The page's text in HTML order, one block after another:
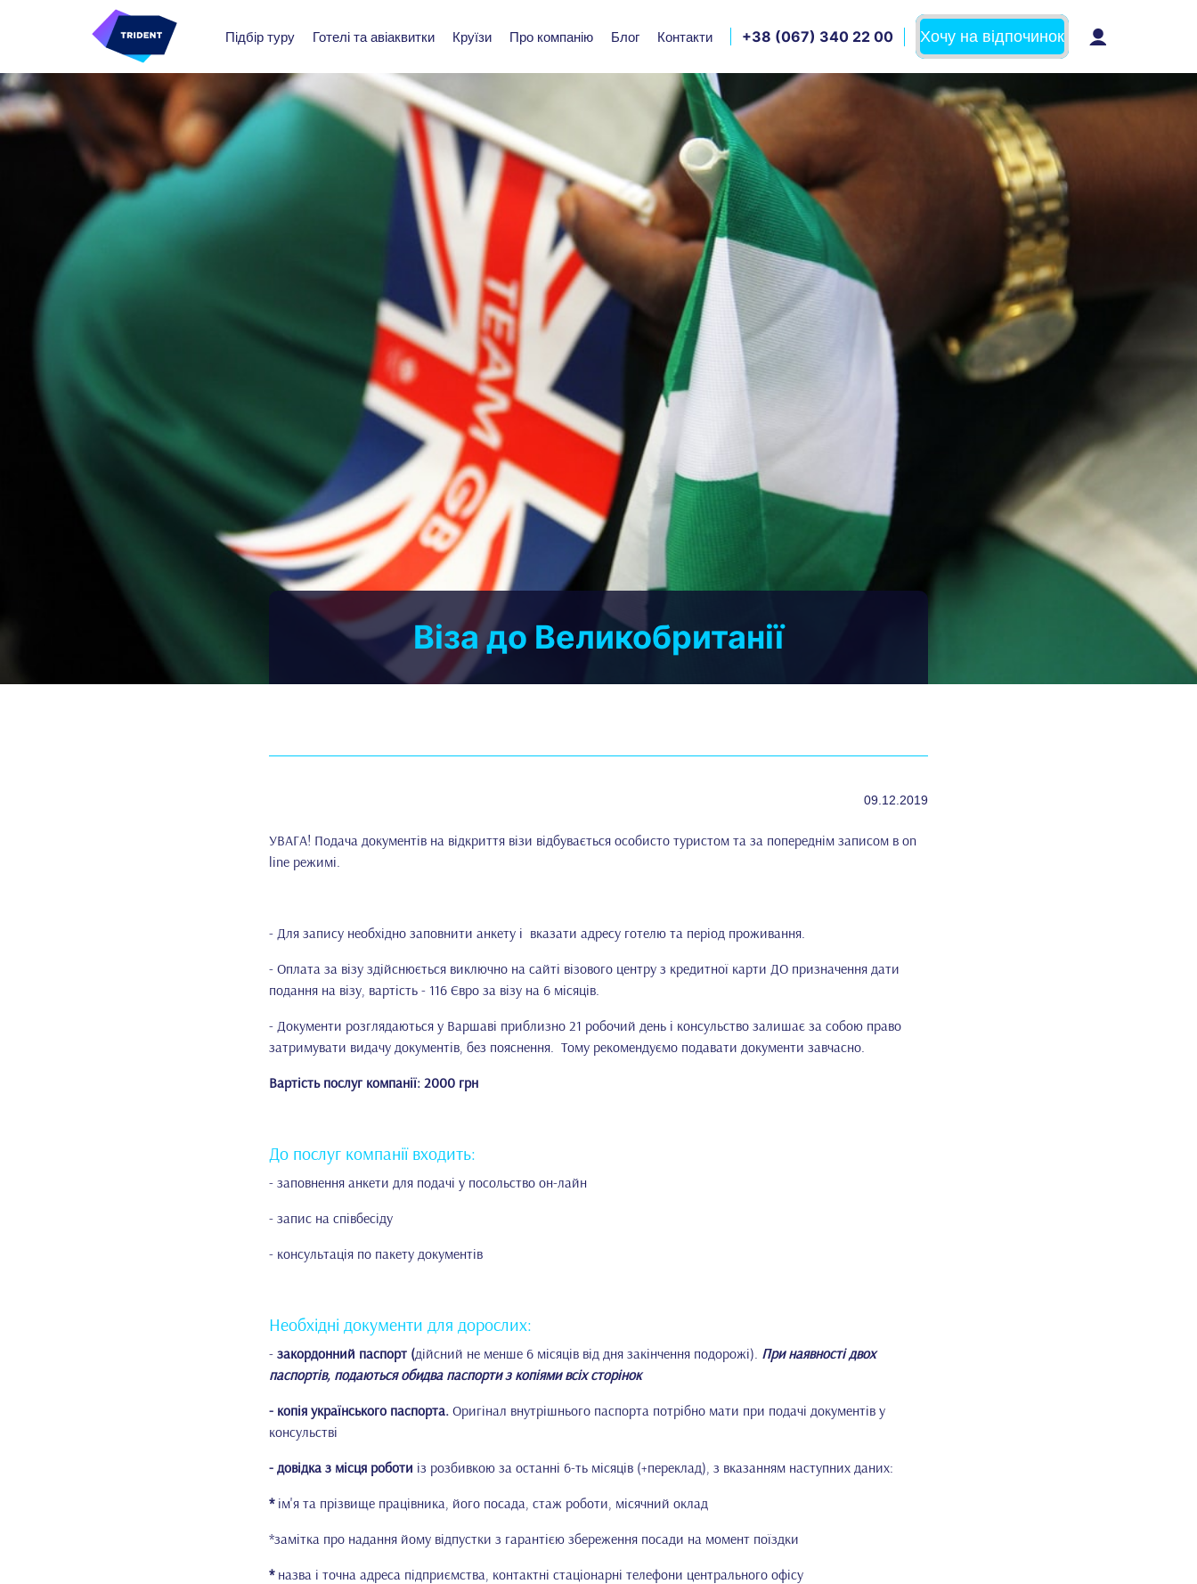
Підбір туру Готелі та авіаквитки Круїзи Про компанію Блог Контакти +38 (067) 340 22 00 Хочу на відпочинок
Віза до Великобританії
09.12.2019
УВАГА! Подача документів на відкриття візи відбувається особисто туристом та за попереднім записом в on
line режимі.
- Для запису необхідно заповнити анкету і вказати адресу готелю та період проживання.
- Оплата за візу здійснюється виключно на сайті візового центру з кредитної карти ДО призначення дати
подання на візу, вартість - 116 Євро за візу на 6 місяців.
- Документи розглядаються у Варшаві приблизно 21 робочий день і консульство залишає за собою право
затримувати видачу документів, без пояснення. Тому рекомендуємо подавати документи завчасно.
Вартість послуг компанії: 2000 грн
До послуг компанії входить:
- заповнення анкети для подачі у посольство он-лайн
- запис на співбесіду
- консультація по пакету документів
Необхідні документи для дорослих:
- закордонний паспорт (дійсний не менше 6 місяців від дня закінчення подорожі). При наявності двох
паспортів, подаються обидва паспорти з копіями всіх сторінок
- копія українського паспорта. Оригінал внутрішнього паспорта потрібно мати при подачі документів у
консульстві
- довідка з місця роботи із розбивкою за останні 6-ть місяців (+переклад), з вказанням наступних даних:
*ім'я та прізвище працівника, його посада, стаж роботи, місячний оклад
*замітка про надання йому відпустки з гарантією збереження посади на момент поїздки
*назва і точна адреса підприємства, контактні стаціонарні телефони центрального офісу